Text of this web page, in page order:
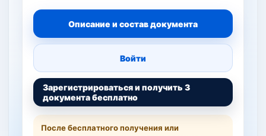
Описание и состав документа
Войти
Зарегистрироваться и получить 3
документа бесплатно
После бесплатного получения или